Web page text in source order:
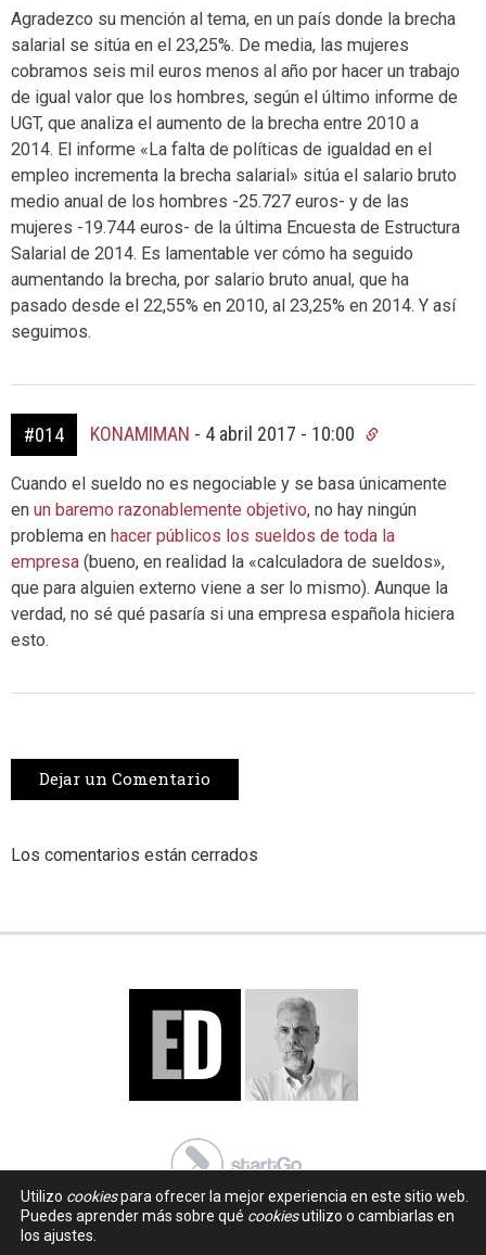
Agradezco su mención al tema, en un país donde la brecha
salarial se sitúa en el 23,25%. De media, las mujeres
cobramos seis mil euros menos al año por hacer un trabajo
de igual valor que los hombres, según el último informe de
UGT, que analiza el aumento de la brecha entre 2010 a
2014. El informe «La falta de políticas de igualdad en el
empleo incrementa la brecha salarial» sitúa el salario bruto
medio anual de los hombres -25.727 euros- y de las
mujeres -19.744 euros- de la última Encuesta de Estructura
Salarial de 2014. Es lamentable ver cómo ha seguido
aumentando la brecha, por salario bruto anual, que ha
pasado desde el 22,55% en 2010, al 23,25% en 2014. Y así
seguimos.
#014 KONAMIMAN - 4 abril 2017 - 10:00
Cuando el sueldo no es negociable y se basa únicamente
en un baremo razonablemente objetivo, no hay ningún
problema en hacer públicos los sueldos de toda la
empresa (bueno, en realidad la «calculadora de sueldos»,
que para alguien externo viene a ser lo mismo). Aunque la
verdad, no sé qué pasaría si una empresa española hiciera
esto.
Dejar un Comentario
Los comentarios están cerrados
Utilizo cookiespara ofrecer la mejor experiencia en este sitio web.
Puedes aprender más sobre qué cookiesutilizo o cambiarlas en
los ajustes.